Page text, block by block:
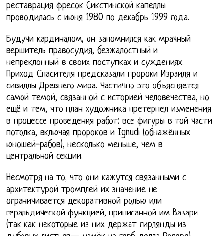
реставрация фресок Сикстинской капеллы
проводилась с июня 1980 по декабрь 1999 года.
Будучи кардиналом, он запомнился как мрачный
вершитель правосудия, безжалостный и
непреклонный в своих поступках и суждениях.
Приход Спасителя предсказали пророки Израиля и
сивиллы Древнего мира. Частично это объясняется
самой темой, связанной с историей человечества, но
ещё и тем, что план художника претерпел изменения
в процессе проведения работ: все фигуры в той части
потолка, включая пророков и Ignudi (обнажённых
юношей-рабов), несколько меньше, чем в
центральной секции.
Несмотря на то, что они кажутся связанными с
архитектурой тромплей их значение не
ограничивается декоративной ролью или
геральдической функцией, приписанной им Вазари
(так как некоторые из них держат гирлянды из